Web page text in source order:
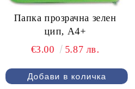
Папка прозрачна зелен
цип, А4+
€3.00
5.87 лв.